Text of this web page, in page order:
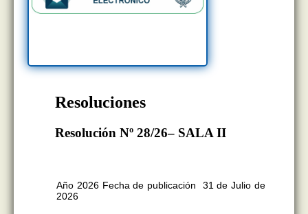
Resoluciones
Resolución Nº 28/26– SALA II
Año 2026 Fecha de publicación 31 de Julio de
2026